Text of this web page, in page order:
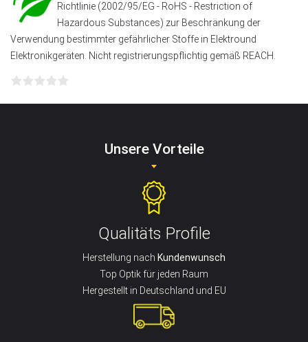
Richtlinie (2002/95/EG - RoHS - Restriction of
Hazardous Substances) zur Beschränkung der
Verwendung bestimmter gefährlicher Stoffe in Elektround
Elektronikgeräten. Nicht registrierungspflichtig gemäß REACH.
Unsere Vorteile
Qualitäts Profile
Herstellung nach Kundenwunsch
Top Optik für jeden Raum
Hergestellt in Deutschland und EU